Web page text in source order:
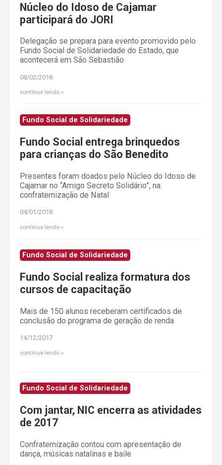
Núcleo do Idoso de Cajamar
participará do JORI
Delegação se prepara para evento promovido pelo
Fundo Social de Solidariedade do Estado, que
acontecerá em São Sebastião
08/02/2018
continue lendo
Fundo Social de Solidariedade
Fundo Social entrega brinquedos
para crianças do São Benedito
Presentes foram doados pelo Núcleo do Idoso de
Cajamar no “Amigo Secreto Solidário”, na
confraternização de Natal
04/01/2018
continue lendo
Fundo Social de Solidariedade
Fundo Social realiza formatura dos
cursos de capacitação
Mais de 150 alunos receberam certificados de
conclusão do programa de geração de renda
14/12/2017
continue lendo
Fundo Social de Solidariedade
Com jantar, NIC encerra as atividades
de 2017
Confraternização contou com apresentação de
dança, músicas natalinas e baile